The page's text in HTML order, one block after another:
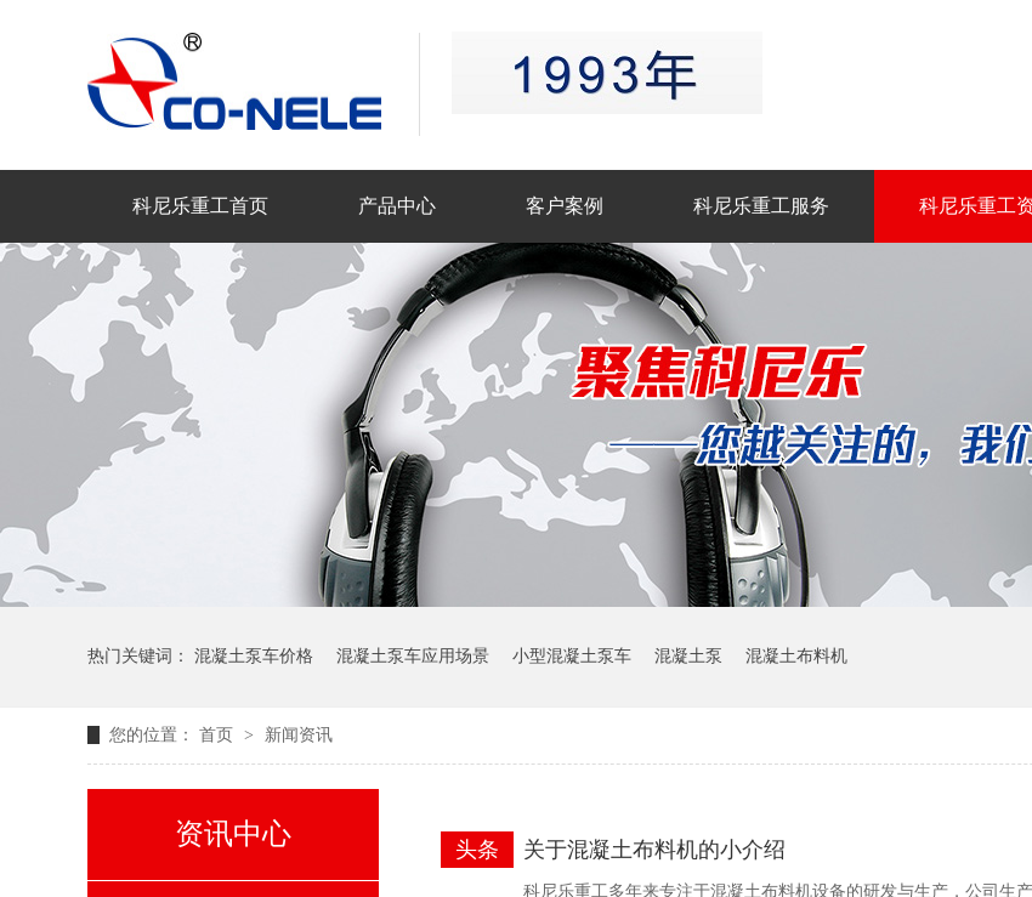
科尼乐重工首页 产品中心 客户案例 科尼乐重工服务 科尼乐重工
联系科尼乐重工
热门关键词： 混凝土泵车价格 混凝土泵车应用场景 小型混凝土泵车 混凝土泵 混凝土布料机
您的位置： 首页 > 新闻资讯
关于混凝土布料机的小介绍
头条
科尼乐重工多年来专注于混凝土布料机设备的研发与生产，公司生
资讯中心